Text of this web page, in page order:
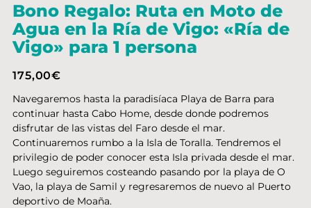
Bono Regalo: Ruta en Moto de
Agua en la Ría de Vigo: «Ría de
Vigo» para 1 persona
175,00€
Navegaremos hasta la paradisíaca Playa de Barra para
continuar hasta Cabo Home, desde donde podremos
disfrutar de las vistas del Faro desde el mar.
Continuaremos rumbo a la Isla de Toralla. Tendremos el
privilegio de poder conocer esta Isla privada desde el mar.
Luego seguiremos costeando pasando por la playa de O
Vao, la playa de Samil y regresaremos de nuevo al Puerto
deportivo de Moaña.